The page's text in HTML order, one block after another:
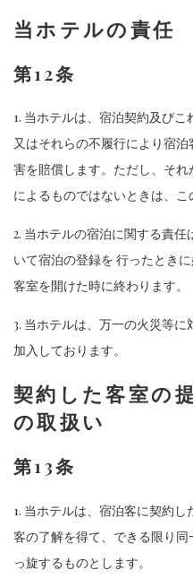
当ホテルの責任
第12条
1. 当ホテルは、宿泊契約及びこ
又はそれらの不履行により宿
害を賠償します。ただし、そ
によるものではないときは、こ
2. 当ホテルの宿泊に関する責
いて宿泊の登録を 行ったとき
客室を開けた時に終わります。
3. 当ホテルは、万一の火災等
加入しております。
契約した客室の
の取扱い
第13条
1. 当ホテルは、宿泊客に契約
客の了解を得て、できる限り
っ旋するものとします。